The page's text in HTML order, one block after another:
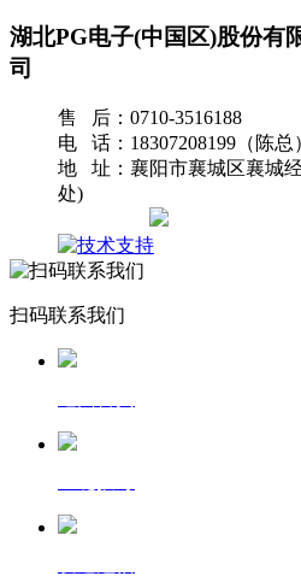
湖北PG电子(中国区)股份有
司
售 后：0710-3516188
电 话：18307208199（陈总
地 址：襄阳市襄城区襄城
处)
扫码联系我们